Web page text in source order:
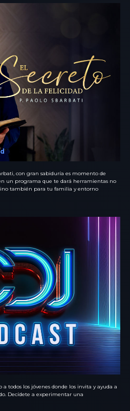
con gran sabiduría es momento de
un programa que te dará herramientas no
también para tu familia y entorno
todos los jóvenes donde los invita y ayuda a
Decídete a experimentar una